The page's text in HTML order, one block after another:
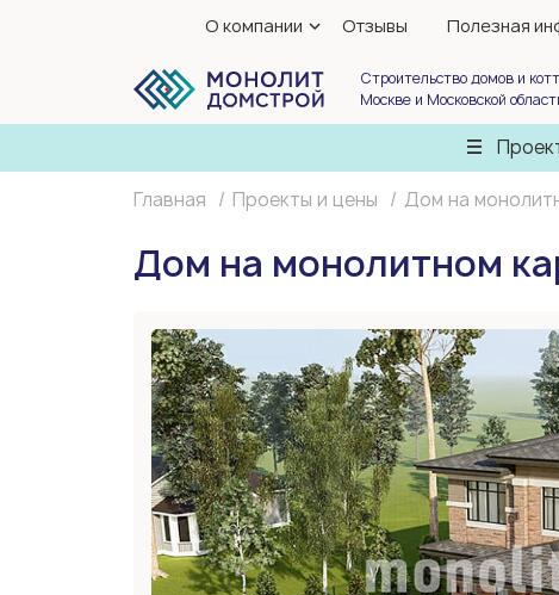
О компании Отзывы Полезная
Строительство домов и
Москве и Московской
Главная Проекты и цены Дом на
Дом на монолитном